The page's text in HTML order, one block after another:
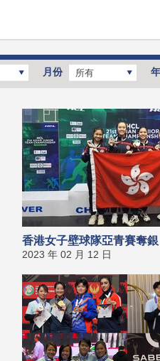
月份 所有
香港女子壁球隊亞青賽奪銀
2023 年 02 月 12 日